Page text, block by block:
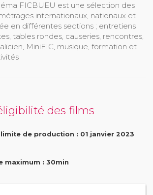
FICBUEU est une sélection des
internationaux, nationaux et
en différentes sections ; entretiens
tables rondes, causeries, rencontres,
MiniFIC, musique, formation et
des films
de production : 01 janvier 2023
maximum : 30min